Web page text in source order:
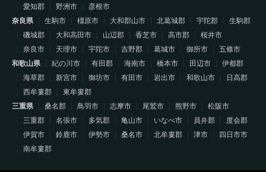
愛知郡
野洲市
彦根市
奈良県
生駒市 橿原市 大和郡山市 北葛城郡 宇陀郡
生駒郡
磯城郡
大和高田市 山辺郡 香芝市 高市郡
桜井市
奈良市
天理市 宇陀市 吉野郡 葛城市 御所市
五條市
和歌山県
紀の川市 有田郡 海南市 橋本市 田辺市
伊都郡
海草郡
新宮市 御坊市 有田市 岩出市 和歌山市
日高郡
西牟婁郡
東牟婁郡
三重県
桑名郡 鳥羽市 志摩市 尾鷲市 熊野市
松阪市
三重郡
名張市 多気郡 亀山市 いなべ市 員弁郡
度会郡
伊賀市
鈴鹿市 伊勢市 桑名市 北牟婁郡 津市
四日市市
南牟婁郡